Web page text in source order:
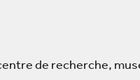
de recherche,